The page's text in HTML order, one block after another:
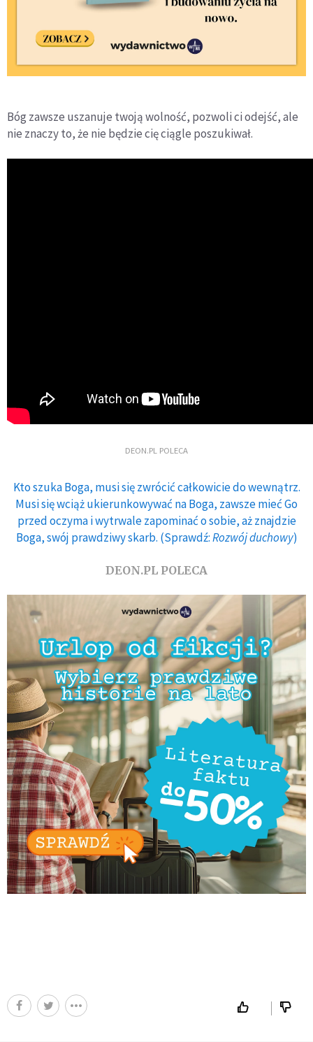
Bóg zawsze uszanuje twoją wolność, pozwoli ci odejść, ale
nie znaczy to, że nie będzie cię ciągle poszukiwał.
DEON.PL POLECA
Kto szuka Boga, musi się zwrócić całkowicie do wewnątrz.
Musi się wciąż ukierunkowywać na Boga, zawsze mieć Go
przed oczyma i wytrwale zapominać o sobie, aż znajdzie
Boga, swój prawdziwy skarb. (Sprawdź:Rozwój duchowy)
DEON.PL POLECA